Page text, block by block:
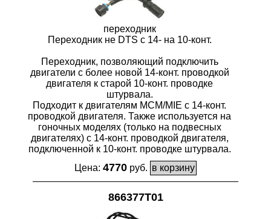
переходник
Переходник не DTS с 14- на 10-конт.
Переходник, позволяющий подключить
двигатели с более новой 14-конт. проводкой
двигателя к старой 10-конт. проводке
штурвала.
Подходит к двигателям MCM/MIE с 14-конт.
проводкой двигателя. Также используется на
гоночных моделях (только на подвесных
двигателях) с 14-конт. проводкой двигателя,
подключенной к 10-конт. проводке штурвала.
Цена: 4770 руб.
866377T01